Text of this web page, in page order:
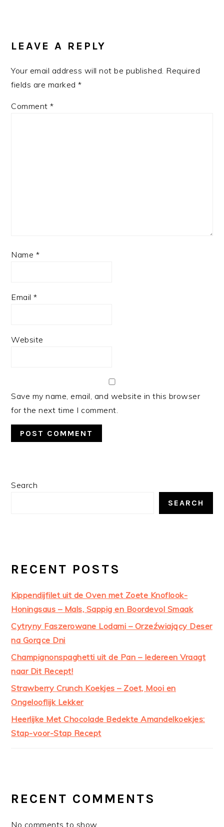
INTERACTIONS
LEAVE A REPLY
Your email address will not be published. Required
fields are marked*
Comment*
Name *
Email*
Website
Save my name, email, and website in this browser
for the next time I comment.
PRIMARY
Search
SEARCH
RECENT POSTS
Kippendijfilet uit de Oven met Zoete Knoflook-
Honingsaus – Mals, Sappig en Boordevol Smaak
Cytryny Faszerowane Lodami – Orzeźwiający Deser
na Gorące Dni
Champignonspaghetti uit de Pan – Iedereen Vraagt
naar Dit Recept!
Strawberry Crunch Koekjes – Zoet, Mooi en
Ongelooflijk Lekker
Heerlijke Met Chocolade Bedekte Amandelkoekjes:
Stap-voor-Stap Recept
RECENT COMMENTS
No comments to show.